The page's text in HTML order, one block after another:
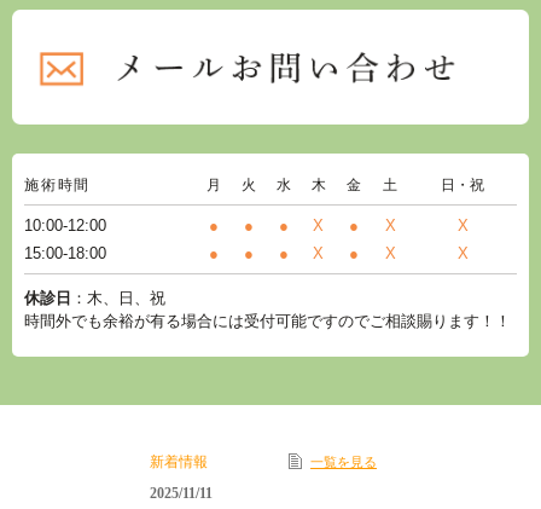
施術時間 月 火 水 木 金 土 日・祝
10:00-12:00 ● ● ● X ● X
X
15:00-18:00
● ● ● X ● X X
休診日 ：木、日、祝
時間外でも余裕が有る場合には受付可能ですのでご相談賜ります！！
新着情報 一覧を見る
2025/11/11